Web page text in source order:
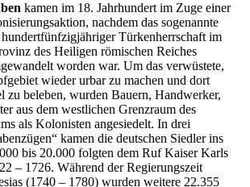
kamen im 18. Jahrhundert im Zuge einer
nachdem das sogenannte
Türkenherrschaft im
des Heiligen römischen Reiches
worden war. Um das verwüstete,
wieder urbar zu machen und dort
zu beleben, wurden Bauern, Handwerker,
aus dem westlichen Grenzraum des
als Kolonisten angesiedelt. In drei
kamen die deutschen Siedler ins
bis 20.000 folgten dem Ruf Kaiser Karls
– 1726. Während der Regierungszeit
(1740 – 1780) wurden weitere 22.355